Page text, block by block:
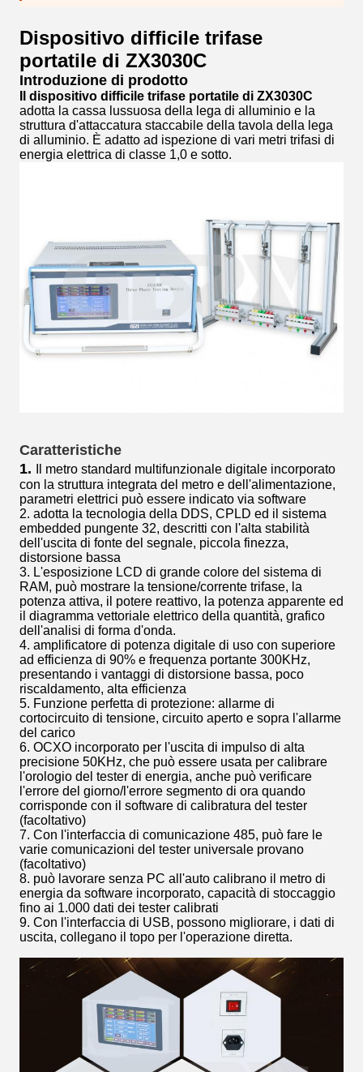
Dispositivo difficile trifase
portatile di ZX3030C
Introduzione di prodotto
Il dispositivo difficile trifase portatile di ZX3030C
adotta la cassa lussuosa della lega di alluminio e la
struttura d'attaccatura staccabile della tavola della lega
di alluminio. È adatto ad ispezione di vari metri trifasi di
energia elettrica di classe 1,0 e sotto.
Caratteristiche
1.
Il metro standard multifunzionale digitale incorporato
con la struttura integrata del metro e dell'alimentazione,
parametri elettrici può essere indicato via software
2. adotta la tecnologia della DDS, CPLD ed il sistema
embedded pungente 32, descritti con l'alta stabilità
dell'uscita di fonte del segnale, piccola finezza,
distorsione bassa
3. L'esposizione LCD di grande colore del sistema di
RAM, può mostrare la tensione/corrente trifase, la
potenza attiva, il potere reattivo, la potenza apparente ed
il diagramma vettoriale elettrico della quantità, grafico
dell'analisi di forma d'onda.
4. amplificatore di potenza digitale di uso con superiore
ad efficienza di 90% e frequenza portante 300KHz,
presentando i vantaggi di distorsione bassa, poco
riscaldamento, alta efficienza
5. Funzione perfetta di protezione: allarme di
cortocircuito di tensione, circuito aperto e sopra l'allarme
del carico
6. OCXO incorporato per l'uscita di impulso di alta
precisione 50KHz, che può essere usata per calibrare
l'orologio del tester di energia, anche può verificare
l'errore del giorno/l'errore segmento di ora quando
corrisponde con il software di calibratura del tester
(facoltativo)
7. Con l'interfaccia di comunicazione 485, può fare le
varie comunicazioni del tester universale provano
(facoltativo)
8. può lavorare senza PC all'auto calibrano il metro di
energia da software incorporato, capacità di stoccaggio
fino ai 1.000 dati dei tester calibrati
9. Con l'interfaccia di USB, possono migliorare, i dati di
uscita, collegano il topo per l'operazione diretta.